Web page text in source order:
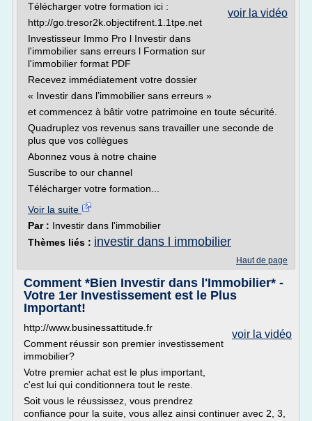
voir la vidéo
Télécharger votre formation ici :
http://go.tresor2k.objectifrent.1.1tpe.net
Investisseur Immo Pro l Investir dans
l'immobilier sans erreurs l Formation sur
l'immobilier format PDF
Recevez immédiatement votre dossier
« Investir dans l’immobilier sans erreurs »
et commencez à bâtir votre patrimoine en toute sécurité.
Quadruplez vos revenus sans travailler une seconde de
plus que vos collègues
Abonnez vous à notre chaine
Suscribe to our channel
Télécharger votre formation...
Voir la suite
Par : Investir dans l'immobilier
Thèmes liés : investir dans l immobilier
Haut de page
Comment *Bien Investir dans l'Immobilier* -
Votre 1er Investissement est le Plus
Important!
voir la vidéo
http://www.businessattitude.fr
Comment réussir son premier investissement
immobilier?
Votre premier achat est le plus important,
c'est lui qui conditionnera tout le reste.
Soit vous le réussissez, vous prendrez
confiance pour la suite, vous allez ainsi continuer avec 2, 3,